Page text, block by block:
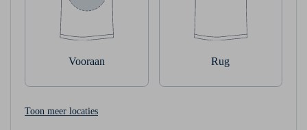
Vooraan Rug
Toon meer locaties